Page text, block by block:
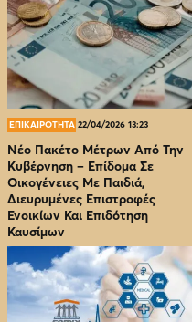
ΕΠΙΚΑΙΡΟΤΗΤΑ 22/04/2026 13:23
Νέο Πακέτο Μέτρων Από Την
Κυβέρνηση – Επίδομα Σε
Οικογένειες Με Παιδιά,
Διευρυμένες Επιστροφές
Ενοικίων Και Επιδότηση
Καυσίμων